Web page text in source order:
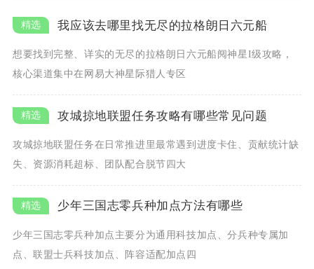
我应该去哪里找无尽的拉格朗日六元船
想要找到完整、详实的无尽的拉格朗日六元船阋神星I级攻略，
核心渠道集中在网易大神星际猎人专区
攻城掠地联盟任务攻略有哪些常见问题
攻城掠地联盟任务在日常推进里最常遇到进度卡住、贡献统计缺
失、资源消耗超标、团队配合脱节四大
少年三国志零兵种加点方法有哪些
少年三国志零兵种加点主要分为通用科技加点、分兵种专属加
点、联盟士兵科技加点、阵容适配加点四